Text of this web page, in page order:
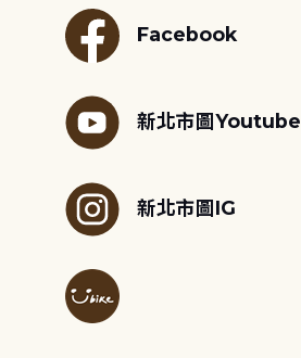
Facebook
新北市圖Youtube
新北市圖IG